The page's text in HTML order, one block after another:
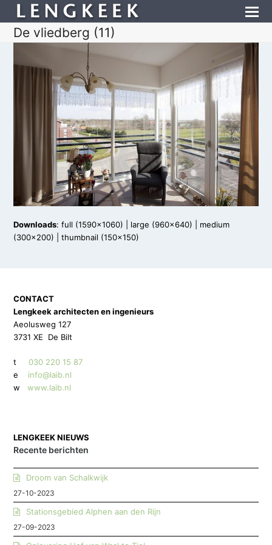
De vliedberg (11)
Downloads:full (1590x1060) large (960x640)
medium
(300x200) |thumbnail (150x150)
CONTACT
Lengkeek architecten en ingenieurs
Aeolusweg 127
3731 XE De Bilt
t030 220 15 87
e info@laib.nl
w
www.laib.nl
LENGKEEK NIEUWS
Recente berichten
Droom van Schalkwijk
27-10-2023
Stationsgebied Alphen aan den Rijn
27-09-2023